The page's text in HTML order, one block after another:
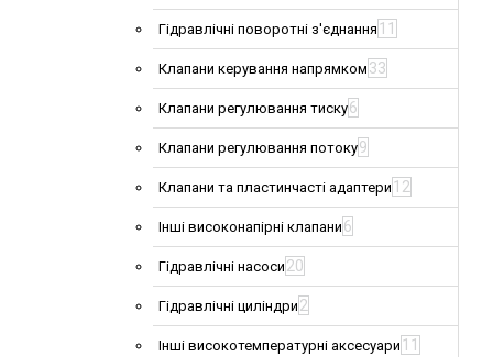
Гідравлічні поворотні з'єднання 11
Клапани керування напрямком 33
Клапани регулювання тиску6
Клапани регулювання потоку9
Клапани та пластинчасті адаптери 12
Інші високонапірні клапани 6
Гідравлічні насоси 20
Гідравлічні циліндри 2
Інші високотемпературні аксесуари 11